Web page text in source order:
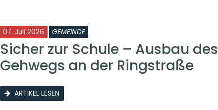
07. Juli 2026 GEMEINDE
Sicher zur Schule – Ausbau des
Gehwegs an der Ringstraße
ARTIKEL LESEN